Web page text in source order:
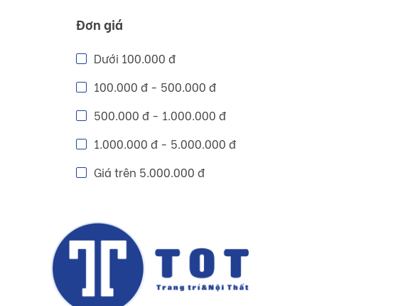
Đơn giá
Dưới 100.000 đ
100.000 đ - 500.000 đ
500.000 đ - 1.000.000 đ
1.000.000 đ - 5.000.000 đ
Giá trên 5.000.000 đ